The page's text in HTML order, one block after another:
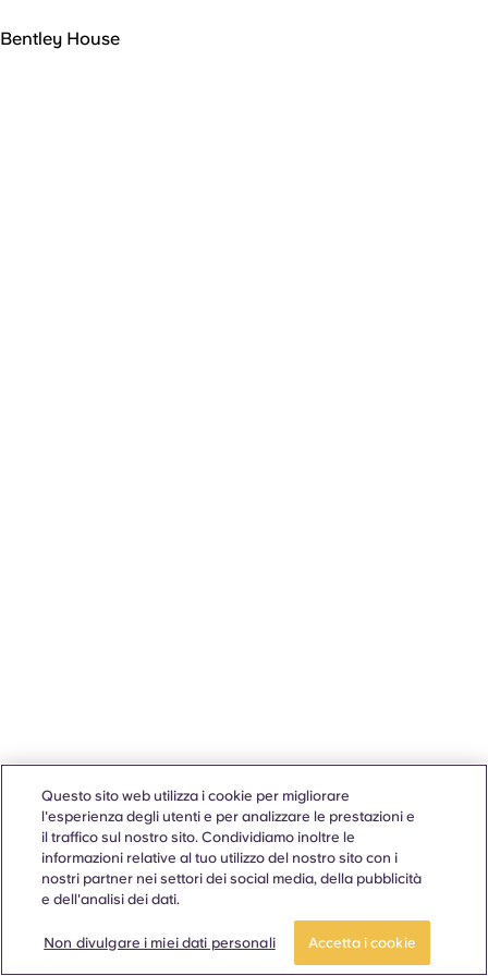
Bentley House
Questo sito web utilizza i cookie per migliorare
l'esperienza degli utenti e per analizzare le prestazioni e
il traffico sul nostro sito. Condividiamo inoltre le
informazioni relative al tuo utilizzo del nostro sito con i
nostri partner nei settori dei social media, della pubblicità
e dell'analisi dei dati.
Non divulgare i miei dati personali Accetta i cookie